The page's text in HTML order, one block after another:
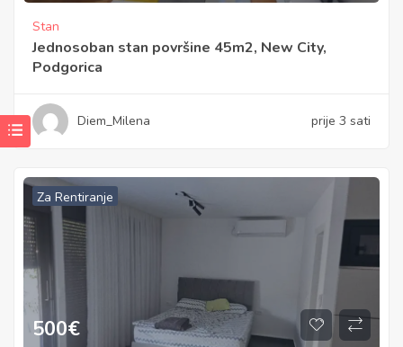
Stan
Jednosoban stan površine 45m2, New City,
Podgorica
Diem_Milena prije 3 sati
Za Rentiranje
500€